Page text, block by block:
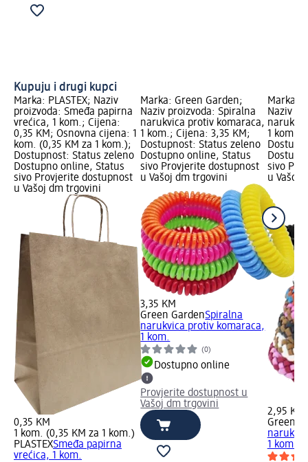
Kupuju i drugi kupci
Marka: PLASTEX; Naziv
proizvoda: Smeđa papirna
vrećica, 1 kom.; Cijena:
0,35 KM; Osnovna cijena: 1
kom. (0,35 KM za 1 kom.);
Dostupnost: Status zeleno
Dostupno online, Status
sivo Provjerite dostupnost
u Vašoj dm trgovini
0,35 KM
1 kom. (0,35 KM za 1 kom.)
PLASTEXSmeđa papirna
vrećica, 1 kom.
Marka: Green Garden;
Naziv proizvoda: Spiralna
narukvica protiv komaraca,
1 kom.; Cijena: 3,35 KM;
Dostupnost: Status zeleno
Dostupno online, Status
sivo Provjerite dostupnost
u Vašoj dm trgovini
3,35 KM
Green GardenSpiralna
narukvica protiv komaraca,
1 kom.
(0)
Dostupno online
Provjerite dostupnost u
Vašoj dm trgovini
Marka:
Naziv
1 kom.;
sivo
u Vašoj
2,95 KM
Green
1 kom.